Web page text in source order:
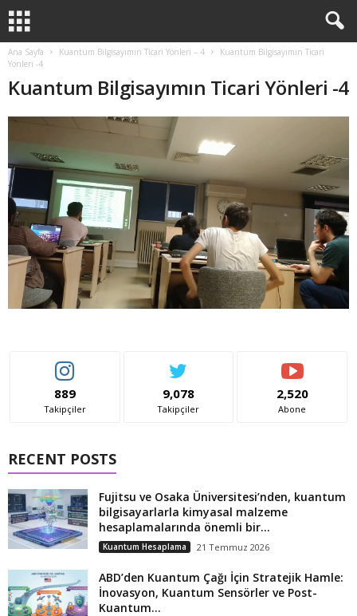
Ana Sayfa Kuantum Bilgisayımın Ticari Yönleri – 4
Kuantum Bilgisayımın Ticari
Yönleri -4
Kuantum Bilgisayımın Ticari Yönleri -4
889
Takipçiler
9,078
Takipçiler
2,520
Abone
RECENT POSTS
Fujitsu ve Osaka Üniversitesi’nden, kuantum
bilgisayarlarla kimyasal malzeme
hesaplamalarında önemli bir...
Kuantum Hesaplama 21 Temmuz 2026
ABD’den Kuantum Çağı İçin Stratejik Hamle:
İnovasyon, Kuantum Sensörler ve Post-
Kuantum...